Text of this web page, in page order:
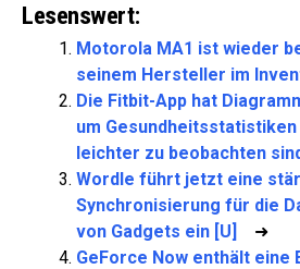
Lesenswert:
Motorola MA1 ist wieder
seinem Hersteller im
Die Fitbit-App hat
um
leichter zu beobachten
Wordle führt jetzt eine
Synchronisierung für die
von Gadgets ein [U]
➜
GeForce Now enthält eine